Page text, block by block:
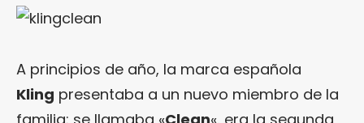
A principios de año, la marca española
Kling presentaba a un nuevo miembro de la